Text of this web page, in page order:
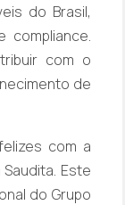
do Brasil,
compliance.
com o
de
com a
Este
do Grupo